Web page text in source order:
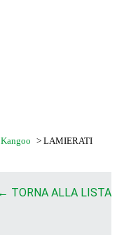
Kangoo > LAMIERATI
← TORNA ALLA LISTA